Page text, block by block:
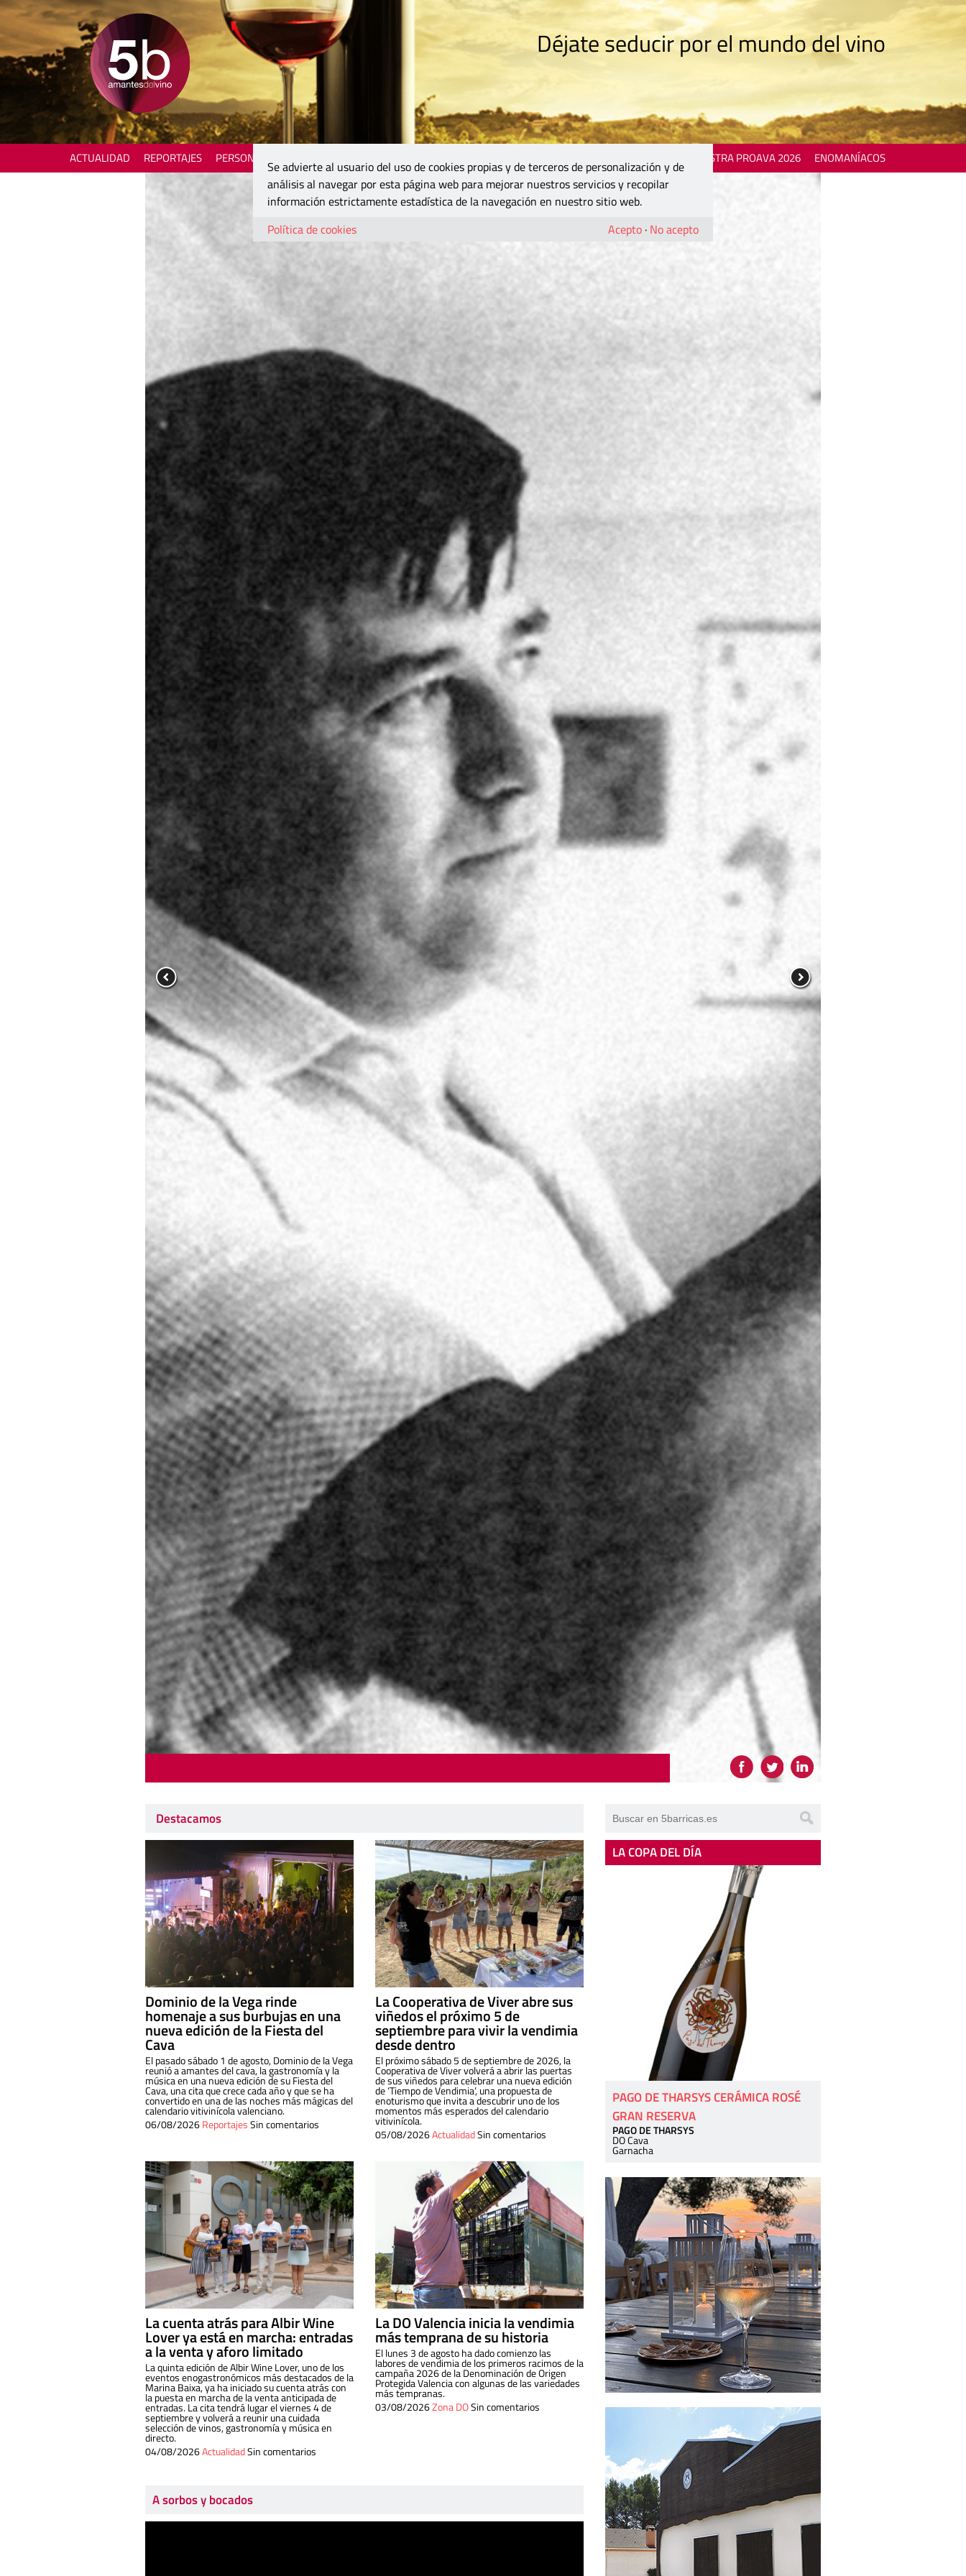
Déjate seducir por el mundo del vino
ACTUALIDAD REPORTAJES PERSONAJES MOSTRA PROAVA 2026 ENOMANÍACOS
Destacamos
Dominio de la Vega rinde
homenaje a sus burbujas en una
nueva edición de la Fiesta del
Cava
El pasado sábado 1 de agosto, Dominio de la Vega
reunió a amantes del cava, la gastronomía y la
música en una nueva edición de su Fiesta del
Cava, una cita que crece cada año y que se ha
convertido en una de las noches más mágicas del
calendario vitivinícola valenciano.
06/08/2026ReportajesSin comentarios
La Cooperativa de Viver abre sus
viñedos el próximo 5 de
septiembre para vivir la vendimia
desde dentro
El próximo sábado 5 de septiembre de 2026, la
Cooperativa de Viver volverá a abrir las puertas
de sus viñedos para celebrar una nueva edición
de ‘Tiempo de Vendimia’, una propuesta de
enoturismo que invita a descubrir uno de los
momentos más esperados del calendario
vitivinícola.
05/08/2026ActualidadSin comentarios
La cuenta atrás para Albir Wine
Lover ya está en marcha: entradas
a la venta y aforo limitado
La quinta edición de Albir Wine Lover, uno de los
eventos enogastronómicos más destacados de la
Marina Baixa, ya ha iniciado su cuenta atrás con
la puesta en marcha de la venta anticipada de
entradas. La cita tendrá lugar el viernes 4 de
septiembre y volverá a reunir una cuidada
selección de vinos, gastronomía y música en
directo.
04/08/2026ActualidadSin comentarios
La DO Valencia inicia la vendimia
más temprana de su historia
El lunes 3 de agosto ha dado comienzo las
labores de vendimia de los primeros racimos de la
campaña 2026 de la Denominación de Origen
Protegida Valencia con algunas de las variedades
más tempranas.
03/08/2026Zona DOSin comentarios
A sorbos y bocados
LA COPA DEL DÍA
PAGO DE THARSYS CERÁMICA ROSÉ
GRAN RESERVA
PAGO DE THARSYS
DO Cava
Garnacha
Se advierte al usuario del uso de cookies propias y de terceros de personalización y de
análisis al navegar por esta página web para mejorar nuestros servicios y recopilar
información estrictamente estadística de la navegación en nuestro sitio web.
Política de cookies
Acepto · No acepto